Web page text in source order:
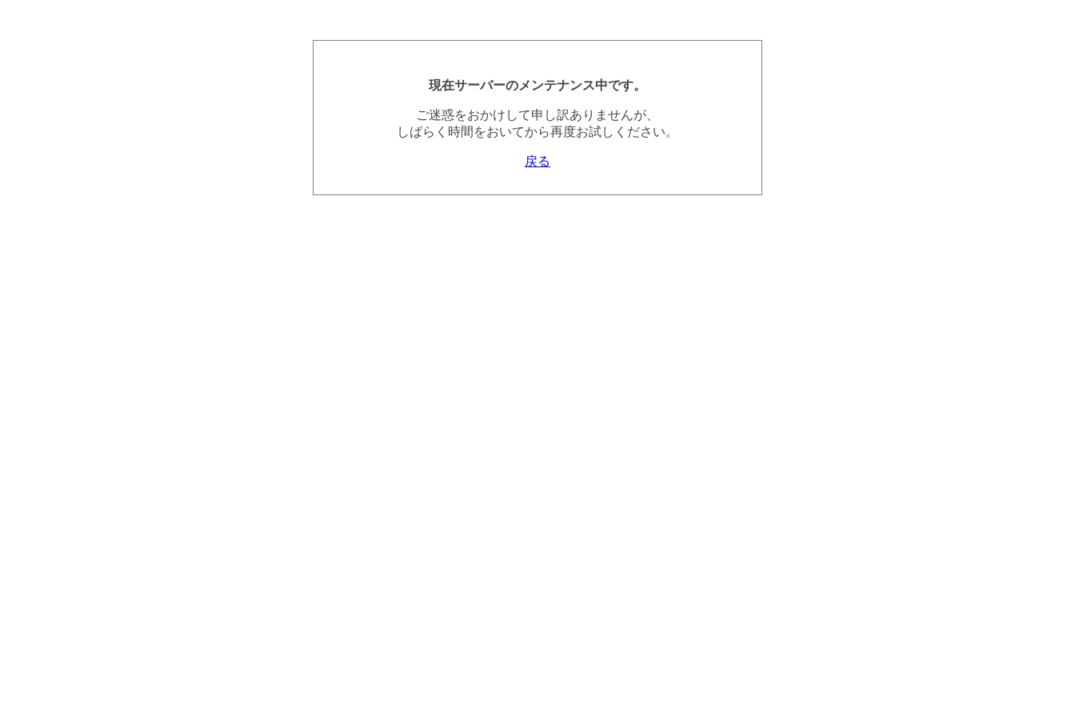
現在サーバーのメンテナンス中です。
ご迷惑をおかけして申し訳ありませんが、
しばらく時間をおいてから再度お試しください。
戻る